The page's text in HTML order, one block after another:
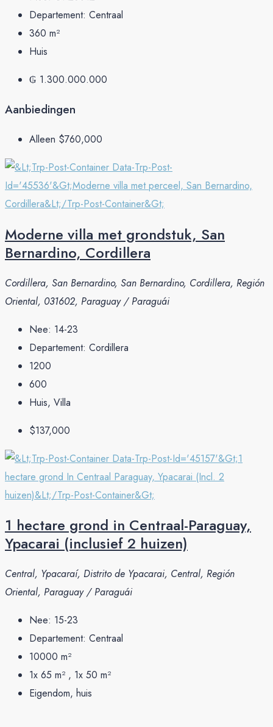
Departement: Centraal
360 m²
Huis
₲ 1.300.000.000
Aanbiedingen
Alleen $760,000
Moderne villa met grondstuk, San
Bernardino, Cordillera
Cordillera, San Bernardino, San Bernardino, Cordillera, Región
Oriental, 031602, Paraguay / Paraguái
Nee: 14-23
Departement: Cordillera
1200
600
Huis, Villa
$137,000
1 hectare grond in Centraal-Paraguay,
Ypacarai (inclusief 2 huizen)
Central, Ypacaraí, Distrito de Ypacarai, Central, Región
Oriental, Paraguay / Paraguái
Nee: 15-23
Departement: Centraal
10000 m²
1x 65 m² , 1x 50 m²
Eigendom, huis